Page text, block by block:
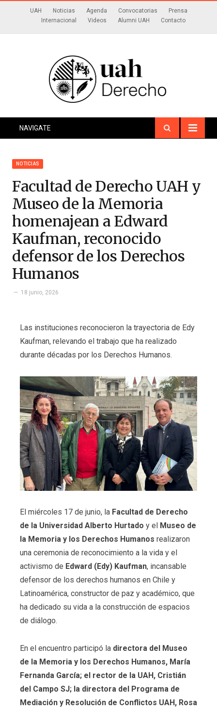
UAH Noticias Agenda Convocatorias
Prensa
Internacional
Videos Alumni UAH Contacto
NAVIGATE
NOTICIAS
Facultad de Derecho UAH y
Museo de la Memoria
homenajean a Edward
Kaufman, reconocido
defensor de los Derechos
Humanos
18 junio, 2026
Las instituciones reconocieron la trayectoria de Edy
Kaufman, relevando el trabajo que ha realizado
durante décadas por los Derechos Humanos.
El miércoles 17 de junio, la Facultad de Derecho
de la Universidad Alberto Hurtado y el Museo de
la Memoria y los Derechos Humanos realizaron
una ceremonia de reconocimiento a la vida y el
activismo de Edward (Edy) Kaufman, incansable
defensor de los derechos humanos en Chile y
Latinoamérica, constructor de paz y académico, que
ha dedicado su vida a la construcción de espacios
de diálogo.
En el encuentro participó la directora del Museo
de la Memoria y los Derechos Humanos, María
Fernanda García; el rector de la UAH, Cristián
del Campo SJ; la directora del Programa de
Mediación y Resolución de Conflictos UAH, Rosa